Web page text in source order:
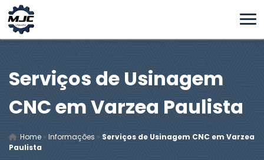
Serviços de Usinagem
CNC em Varzea Paulista
Home » Informações » Serviços de Usinagem CNC em Varzea
Paulista